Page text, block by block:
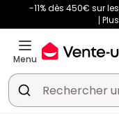
-11% dès 450€ sur
Menu